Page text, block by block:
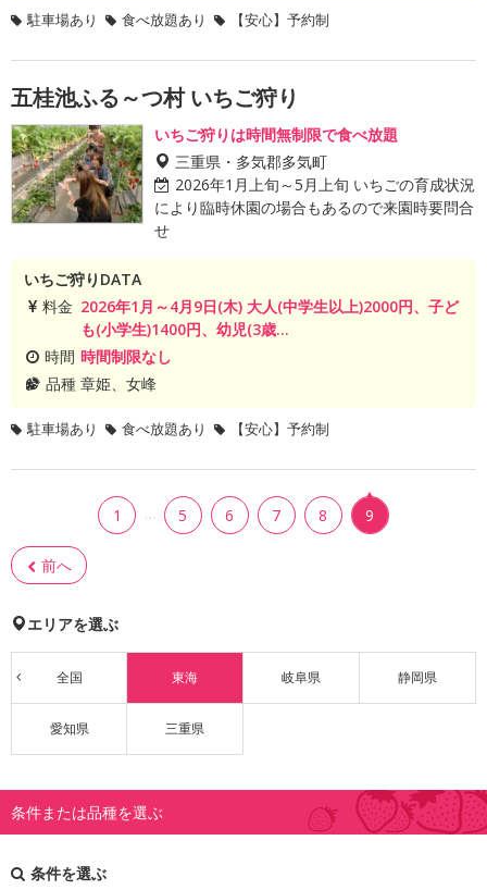
駐車場あり 食べ放題あり 【安心】予約制
五桂池ふる～つ村 いちご狩り
いちご狩りは時間無制限で食べ放題
三重県・多気郡多気町
2026年1月上旬～5月上旬 いちごの育成状況
により臨時休園の場合もあるので来園時要問合
せ
いちご狩りDATA
料金 2026年1月～4月9日(木) 大人(中学生以上)2000円、子ど
も(小学生)1400円、幼児(3歳...
時間 時間制限なし
品種 章姫、女峰
駐車場あり 食べ放題あり 【安心】予約制
前へ
1 … 5 6 7 8 9
エリアを選ぶ
全国 東海 岐阜県 静岡県
愛知県 三重県
条件または品種を選ぶ
条件を選ぶ